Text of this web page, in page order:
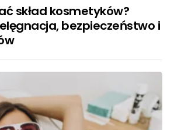
skład kosmetyków?
bezpieczeństwo i